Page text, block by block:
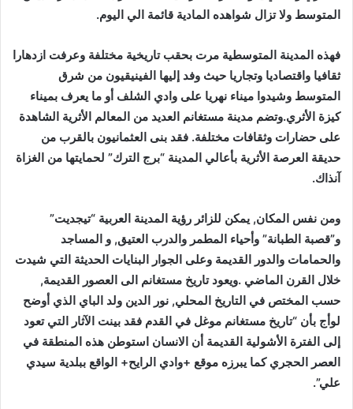
المتوسط ولا تزال شواهده المادية قائمة الي اليوم.
فهذه المدينة المتوسطية مرت بحقب تاريخية مختلفة وعرفت ازدهارا
ثقافيا واقتصاديا وتجاريا حيث وفد إليها الفينيقيون من شرق
المتوسط وشيدوا ميناء نهريا على وادي الشلف أو ما يعرف بميناء
كيزة الأثري.وتضم مدينة مستغانم العديد من المعالم الأثرية الشاهدة
على حضارات وثقافات مختلفة. فقد بنى العثمانيون بالقرب من
حديقة العرصة الأثرية بأعالي المدينة “برج الترك” لحمايتها من الغزاة
آنذاك.
ومن نفس المكان, يمكن للزائر رؤية المدينة العربية “تيجديت”
و”قصبة الطبانة” وأحياء المطمر والدرب العتيق, و المساجد
والحمامات والدور القديمة وعلى الجوار البنايات الحديثة التي شيدت
خلال القرن الماضي .ويعود تاريخ مستغانم الى العصور القديمة,
حسب المختص في التاريخ المحلي, نور الدين ولد الباي الذي أوضح
لوأج بأن “تاريخ مستغانم موغل في القدم فقد بينت الآثار التي تعود
إلى الفترة الأشولية القديمة أن الانسان استوطن هذه المنطقة في
العصر الحجري كما يبرزه موقع +وادي الرايح+ الواقع ببلدية سيدي
علي”.